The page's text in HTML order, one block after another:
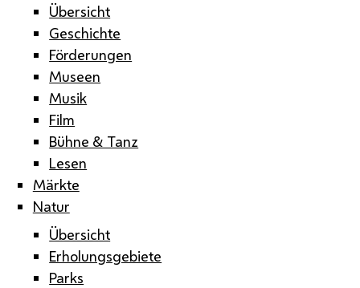
Übersicht
Geschichte
Förderungen
Museen
Musik
Film
Bühne & Tanz
Lesen
Märkte
Natur
Übersicht
Erholungsgebiete
Parks